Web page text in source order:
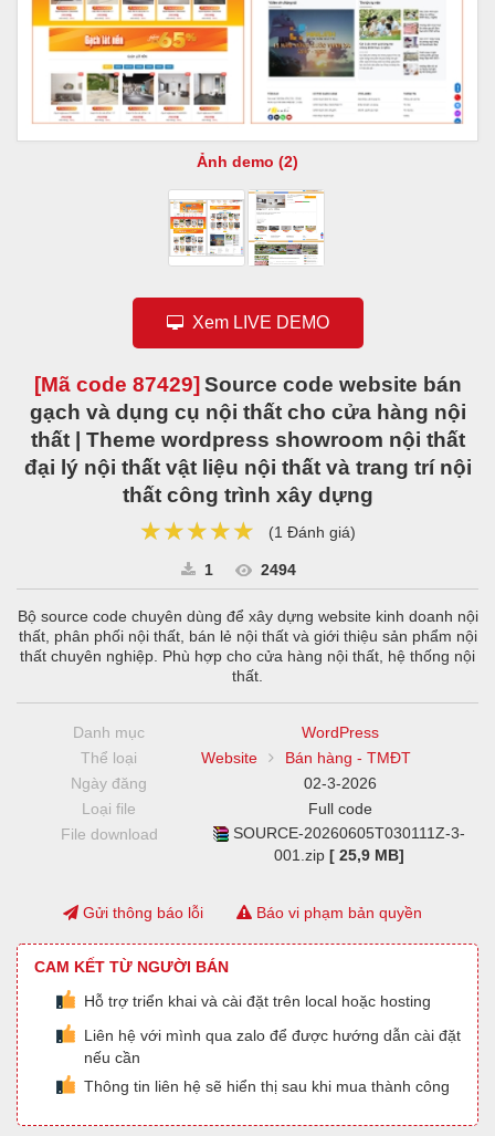
Ảnh demo (2)
Xem LIVE DEMO
[Mã code 87429] Source code website bán
gạch và dụng cụ nội thất cho cửa hàng nội
thất | Theme wordpress showroom nội thất
đại lý nội thất vật liệu nội thất và trang trí nội
thất công trình xây dựng
★★★★★
★★★★★
★★★★★ (1 Đánh giá)
1 2494
Bộ source code chuyên dùng để xây dựng website kinh doanh nội
thất, phân phối nội thất, bán lẻ nội thất và giới thiệu sản phẩm nội
thất chuyên nghiệp. Phù hợp cho cửa hàng nội thất, hệ thống nội
thất.
Danh mục
WordPress
Thể loại
Website
Bán hàng - TMĐT
Ngày đăng
02-3-2026
Loại file
Full code
File download
SOURCE-20260605T030111Z-3-
001.zip[ 25,9 MB]
Gửi thông báo lỗi Báo vi phạm bản quyền
CAM KẾT TỪ NGƯỜI BÁN
Hỗ trợ triển khai và cài đặt trên local hoặc hosting
Liên hệ với mình qua zalo để được hướng dẫn cài đặt
nếu cần
Thông tin liên hệ sẽ hiển thị sau khi mua thành công